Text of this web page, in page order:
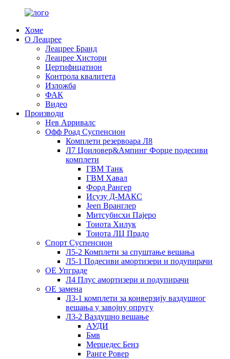
Хоме
О Леацрее
Леацрее Бранд
Леацрее Хистори
Цертифицатион
Контрола квалитета
Изложба
ФАК
Видео
Производи
Нев Арривалс
Офф Роад Суспенсион
Комплети резервоара Л8
Л7 Цоиловер&Ампинг Форце подесиви
комплети
ГВМ Танк
ГВМ Хавал
Форд Рангер
Исузу Д-МАКС
Јееп Вранглер
Митсубисхи Пајеро
Тоиота Хилук
Тоиота ЛЦ Прадо
Спорт Суспенсион
Л5-2 Комплети за спуштање вешања
Л5-1 Подесиви амортизери и подупирачи
ОЕ Упграде
Л4 Плус амортизери и подупирачи
ОЕ замена
Л3-1 комплети за конверзију ваздушног
вешања у завојну опругу
Л3-2 Ваздушно вешање
АУДИ
Бмв
Мерцедес Бенз
Ранге Ровер